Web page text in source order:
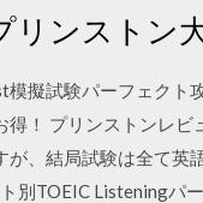
リンストン
模擬試験パーフェクト
得！ プリンストンレ
が、結局試験は全て英
別TOEIC Listeningパ